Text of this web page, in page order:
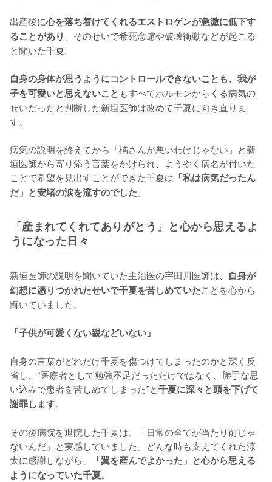
出産後に心を落ち着けてくれるエストロゲンが急激に低下す
ることがあり
、そのせいで希死念慮や破壊衝動などが起こる
と聞いた千夏。
自身の身体が思うようにコントロールできないことも、我が
子を可愛いと思えないこと もすべてホルモンからくる病気の
せいだったと判断した新垣医師は改めて千夏に向き直りま
す。
病気の説明を終えてから「橘さんが悪いわけじゃない」と新
垣医師から寄り添う言葉をかけられ、ようやく病名が付いた
ことで希望を見出すことができた千夏は 「私は病気だったん
だ」と安堵の涙を流すのでした。
「産まれてくれてありがとう」と心から思えるよ
うになった日々
新垣医師の説明を聞いていた主治医の宇田川医師は、 自身が
幻想に憑りつかれたせいで千夏を苦しめていたことを心から
悔いていました。
「子供が可愛くない親などいない」
自身の言葉がどれだけ千夏を傷つけてしまったのかと深く反
省し、“医療者として勉強不足だっただけではなく、勝手な思
い込みで患者を苦しめてしまった”と千夏に深々と頭を下げて
謝罪します。
その後病院を退院した千夏は、「日常の全てが当たり前じゃ
ないんだ」と実感していました。どんな時も支えてくれた涼
太に感謝しながら、
「翼を産んでよかった」と心から思える
ようになっていた千夏。